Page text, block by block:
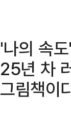
'나의 속
25년 차
그림책이